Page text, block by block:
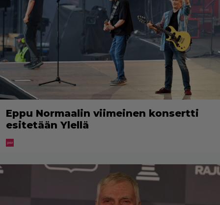
Eppu Normaalin viimeinen konsertti
esitetään Ylellä